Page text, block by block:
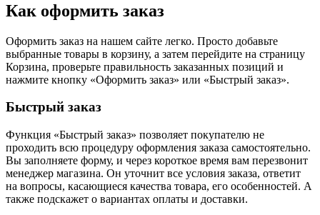
Как оформить заказ
Оформить заказ на нашем сайте легко. Просто добавьте
выбранные товары в корзину, а затем перейдите на страницу
Корзина, проверьте правильность заказанных позиций и
нажмите кнопку «Оформить заказ» или «Быстрый заказ».
Быстрый заказ
Функция «Быстрый заказ» позволяет покупателю не
проходить всю процедуру оформления заказа самостоятельно.
Вы заполняете форму, и через короткое время вам перезвонит
менеджер магазина. Он уточнит все условия заказа, ответит
на вопросы, касающиеся качества товара, его особенностей. А
также подскажет о вариантах оплаты и доставки.